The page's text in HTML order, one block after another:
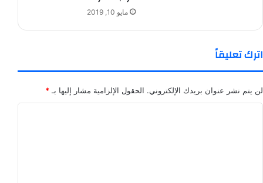
مايو 10, 2019
اترك تعليقاً
لن يتم نشر عنوان بريدك الإلكتروني. الحقول الإلزامية مشار إليها بـ *